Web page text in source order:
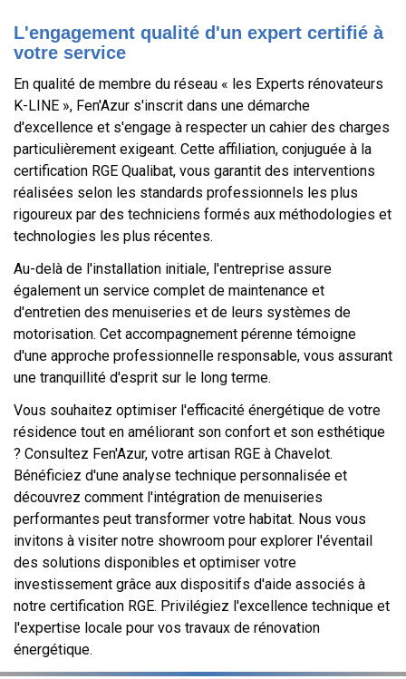
L'engagement qualité d'un expert certifié à
votre service
En qualité de membre du réseau « les Experts rénovateurs
K-LINE », Fen'Azur s'inscrit dans une démarche
d'excellence et s'engage à respecter un cahier des charges
particulièrement exigeant. Cette affiliation, conjuguée à la
certification RGE Qualibat, vous garantit des interventions
réalisées selon les standards professionnels les plus
rigoureux par des techniciens formés aux méthodologies et
technologies les plus récentes.
Au-delà de l'installation initiale, l'entreprise assure
également un service complet de maintenance et
d'entretien des menuiseries et de leurs systèmes de
motorisation. Cet accompagnement pérenne témoigne
d'une approche professionnelle responsable, vous assurant
une tranquillité d'esprit sur le long terme.
Vous souhaitez optimiser l'efficacité énergétique de votre
résidence tout en améliorant son confort et son esthétique
? Consultez Fen'Azur, votre artisan RGE à Chavelot.
Bénéficiez d'une analyse technique personnalisée et
découvrez comment l'intégration de menuiseries
performantes peut transformer votre habitat. Nous vous
invitons à visiter notre showroom pour explorer l'éventail
des solutions disponibles et optimiser votre
investissement grâce aux dispositifs d'aide associés à
notre certification RGE. Privilégiez l'excellence technique et
l'expertise locale pour vos travaux de rénovation
énergétique.